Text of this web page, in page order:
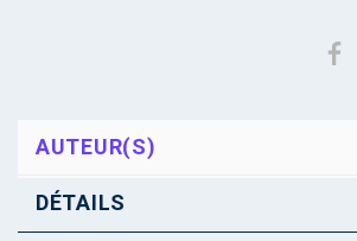
AUTEUR(S)
DÉTAILS